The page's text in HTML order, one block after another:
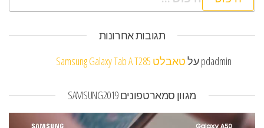
תגובות אחרונות
pdadminעלטאבלט Samsung Galaxy Tab A T285
מגוון סמארטפונים SAMSUNG2019
נגן